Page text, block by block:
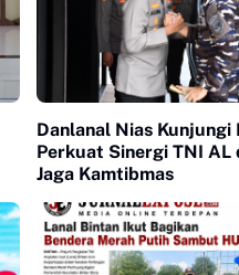
Danlanal Nias Kunjungi
Perkuat Sinergi TNI AL
Jaga Kamtibmas